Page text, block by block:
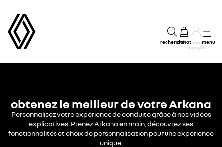
rechercheachatmon
compte
menu
obtenez le meilleur de votre Arkana
Personnalisez votre expérience de conduite grâce à nos vidéos
explicatives. Prenez Arkana en main, découvrez ses
fonctionnalités et choix de personnalisation pour une expérience
unique.